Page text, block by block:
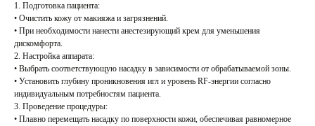
1. Подготовка пациента:
• Очистить кожу от макияжа и загрязнений.
• При необходимости нанести анестезирующий крем для уменьшения
дискомфорта.
2. Настройка аппарата:
• Выбрать соответствующую насадку в зависимости от обрабатываемой зоны.
• Установить глубину проникновения игл и уровень RF-энергии согласно
индивидуальным потребностям пациента.
3. Проведение процедуры:
• Плавно перемещать насадку по поверхности кожи, обеспечивая равномерное